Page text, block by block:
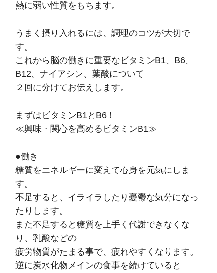
熱に弱い性質をもちます。
うまく摂り入れるには、調理のコツが大切で
す。
これから脳の働きに重要なビタミンB1、B6、
B12、ナイアシン、葉酸について
２回に分けてお伝えします。
まずはビタミンB1とB6！
≪興味・関心を高めるビタミンB1≫
●働き
糖質をエネルギーに変えて心身を元気にしま
す。
不足すると、イライラしたり憂鬱な気分になっ
たりします。
また不足すると糖質を上手く代謝できなくな
り、乳酸などの
疲労物質がたまる事で、疲れやすくなります。
逆に炭水化物メインの食事を続けていると